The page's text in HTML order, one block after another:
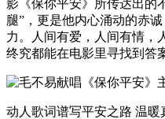
影《保你平安》所传达出的
腿”，更是他内心涌动的赤
力。人间有爱，人间有情，
终究都能在电影里寻找到答
动人歌词谱写平安之路 温暖